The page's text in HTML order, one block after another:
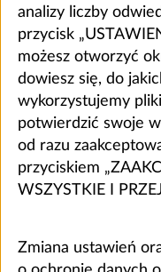
analizy liczby
przycisk
możesz otworzyć
dowiesz się, do
wykorzystujemy
potwierdzić swoje
od razu
przyciskiem
WSZYSTKIE I
Zmiana ustawień